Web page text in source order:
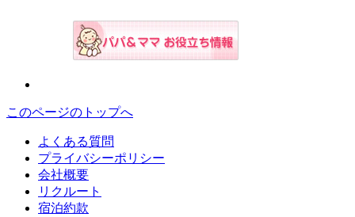
このページのトップへ
よくある質問
プライバシーポリシー
会社概要
リクルート
宿泊約款